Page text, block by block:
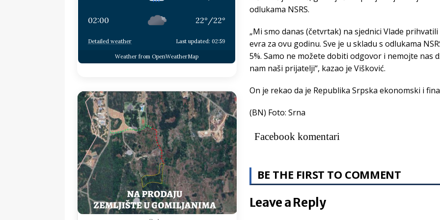
odlukama NSRS.
„Mi smo danas (četvrtak) na sjednici Vlade
evra za ovu godinu. Sve je u skladu s odlukama
5%. Samo ne možete dobiti odgovor i nemojte nas
nam naši prijatelji“, kazao je Višković.
On je rekao da je Republika Srpska ekonomski i
(BN) Foto: Srna
Facebook komentari
BE THE FIRST TO COMMENT
Leave a Reply
02:00 22° /22°
Detailed weather Last updated: 02:59
Weather from OpenWeatherMap